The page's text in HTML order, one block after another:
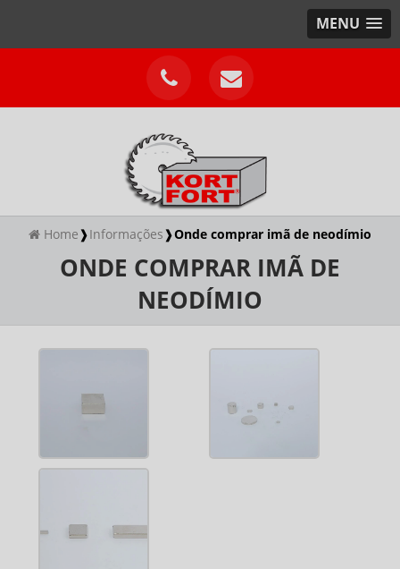
MENU
Home❱Informações❱Onde comprar imã de neodímio
ONDE COMPRAR IMÃ DE
NEODÍMIO